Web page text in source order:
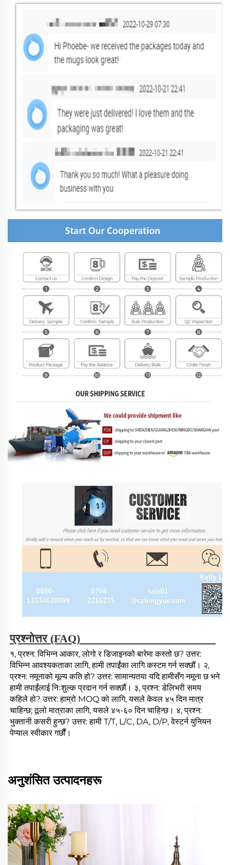
प्रश्नोत्तर (FAQ)
१, प्रश्न: विभिन्न आकार, लोगो र डिजाइनको बारेमा कस्तो छ? उत्तर:
विभिन्न आवश्यकताका लागि, हामी तपाईंका लागि कस्टम गर्न सक्छौं। २,
प्रश्न: नमूनाको मूल्य कति हो? उत्तर: सामान्यतया यदि हामीसँग नमूना छ भने
हामी तपाईंलाई निःशुल्क प्रदान गर्न सक्छौं। ३, प्रश्न: डेलिभरी समय
कहिले हो? उत्तर: हाम्रो MOQ को लागि, यसले केवल ४५ दिन मात्र
चाहिन्छ; ठूलो मात्राका लागि, यसले ४५-६० दिन चाहिन्छ। ४, प्रश्न:
भुक्तानी कसरी हुन्छ? उत्तर: हामी T/T, L/C, DA, D/P, वेस्टर्न युनियन
पेप्याल स्वीकार गर्छौं।
अनुशंसित उत्पादनहरू